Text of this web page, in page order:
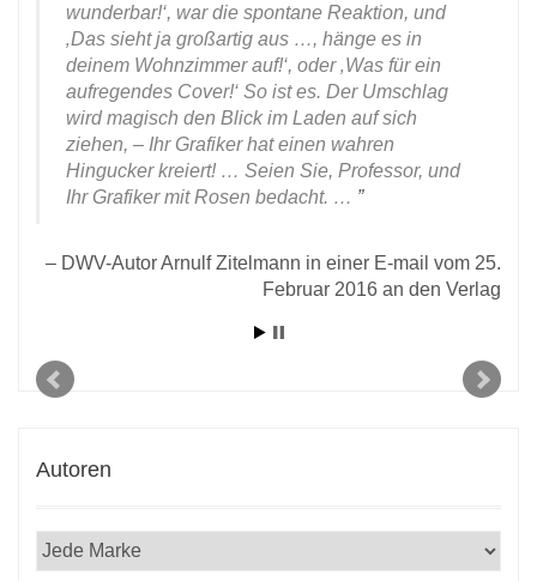
wunderbar!‘, war die spontane Reaktion, und
‚Das sieht ja großartig aus …, hänge es in
deinem Wohnzimmer auf!‘, oder ‚Was für ein
aufregendes Cover!‘ So ist es. Der Umschlag
wird magisch den Blick im Laden auf sich
ziehen, – Ihr Grafiker hat einen wahren
Hingucker kreiert! … Seien Sie, Professor, und
Ihr Grafiker mit Rosen bedacht. …
DWV-Autor Arnulf Zitelmann in einer E-mail vom 25.
Februar 2016 an den Verlag
Autoren